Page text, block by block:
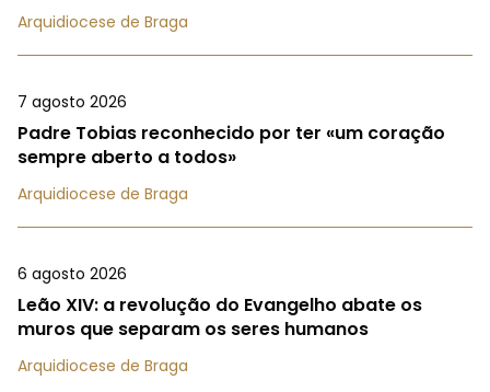
Arquidiocese de Braga
7 agosto 2026
Padre Tobias reconhecido por ter «um coração
sempre aberto a todos»
Arquidiocese de Braga
6 agosto 2026
Leão XIV: a revolução do Evangelho abate os
muros que separam os seres humanos
Arquidiocese de Braga